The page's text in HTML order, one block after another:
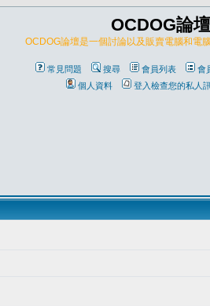
OCDOG論壇
OCDOG論壇是一個討論以及販賣電腦和電
常見問題 搜尋 會員列表 會
個人資料
登入檢查您的私人